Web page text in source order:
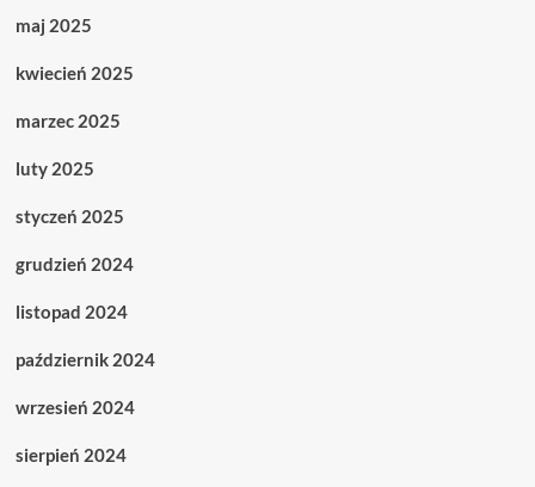
maj 2025
kwiecień 2025
marzec 2025
luty 2025
styczeń 2025
grudzień 2024
listopad 2024
październik 2024
wrzesień 2024
sierpień 2024